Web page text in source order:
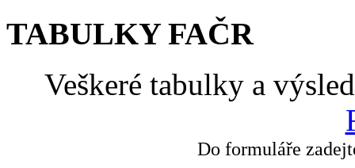
TABULKY FAČR
Veškeré tabulky a
Do formuláře